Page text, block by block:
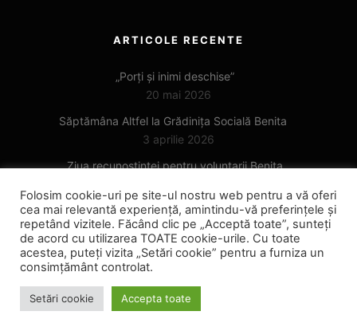
ARTICOLE RECENTE
„Porți și inimi deschise”
20 mai 2026
Săptămâna Altfel la Grădinița Socială Benita
3 aprilie 2026
Ziua recunoștinței pentru voluntarii Benita
Copyright © 2022benita.ro ™
Folosim cookie-uri pe site-ul nostru web pentru a vă oferi
cea mai relevantă experiență, amintindu-vă preferințele și
repetând vizitele. Făcând clic pe „Acceptă toate”, sunteți
de acord cu utilizarea TOATE cookie-urile. Cu toate
acestea, puteți vizita „Setări cookie” pentru a furniza un
consimțământ controlat.
Setări cookie Accepta toate